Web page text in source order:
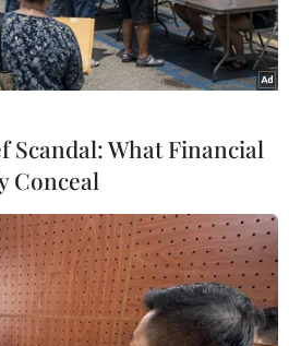
doanh của Tập đoàn và các đơn vị
liên tục thiết lập kỷ lục trong những
(Ảnh minh họa)
Scandal: What Financial
Conceal